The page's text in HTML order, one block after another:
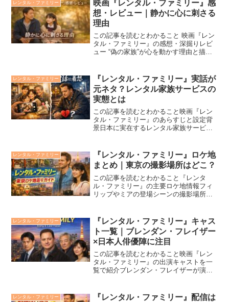
レンタル・ファミリー
映画『レンタル・ファミリー』感
想・レビュー｜静かに心に刺さる
理由
この記事を読むとわかること 映画『レン
タル・ファミリー』の感想・深掘りレビ
ュー “偽の家族”が心を動かす理由と描写
ファミリー』は、東京を舞台に“他人の家
族を演じる...
レンタル・ファミリー
『レンタル・ファミリー』実話が
元ネタ？レンタル家族サービスの
実態とは
この記事を読むとわかること映画『レン
タル・ファミリー』のあらすじと設定背
景日本に実在するレンタル家族サービス
る社会的評価と倫理的な視点2026年2月公
開の映画『レンタル...
レンタル・ファミリー
『レンタル・ファミリー』ロケ地
まとめ｜東京の撮影場所はどこ？
この記事を読むとわかること『レンタ
ル・ファミリー』の主要ロケ地情報フィ
リップやミアの登場シーンの撮影場所東
能性のある展示やイベント情報映画『レ
ンタル・ファミリー』は、東...
レンタル・ファミリー
『レンタル・ファミリー』キャス
ト一覧｜ブレンダン・フレイザー
×日本人俳優陣に注目
この記事を読むとわかること映画『レン
タル・ファミリー』の出演キャストを一
覧で紹介ブレンダン・フレイザーが演じ
の映画『レンタル・ファミリー』は、ア
レンタル・ファミリー
『レンタル・ファミリー』配信は